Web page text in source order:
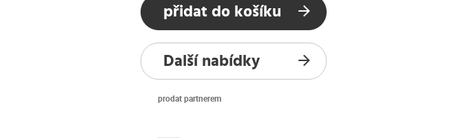
přidat do košíku
Další nabídky
prodat partnerem